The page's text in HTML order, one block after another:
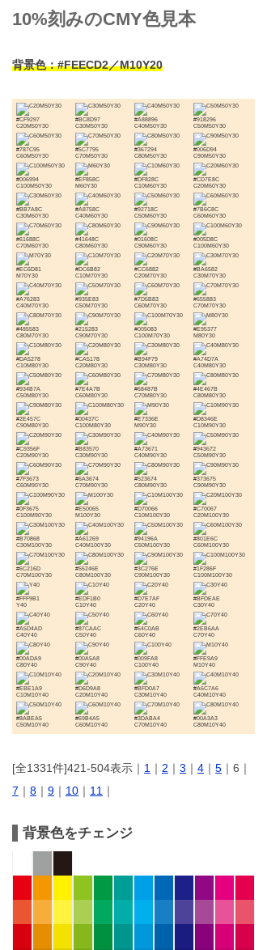
10%刻みのCMY色見本
背景色：#FEECD2／M10Y20
#CF9297
C20M50Y30
#BC8D97
C30M50Y30
#A88896
C40M50Y30
#918296
C50M50Y30
#787C95
C60M50Y30
#5C7795
C70M50Y30
#367294
C80M50Y30
#006D94
C90M50Y30
#006994
C100M50Y30
#EF858C
M60Y30
#DF828C
C10M60Y30
#CD7E8C
C20M60Y30
#BB7A8C
C30M60Y30
#A8758C
C40M60Y30
#92718C
C50M60Y30
#7B6C8C
C60M60Y30
#61688C
C70M60Y30
#41648C
C80M60Y30
#01608C
C90M60Y30
#005D8C
C100M60Y30
#EC6D81
M70Y30
#DC6B82
C10M70Y30
#CC6882
C20M70Y30
#BA6582
C30M70Y30
#A76283
C40M70Y30
#935E83
C50M70Y30
#7D5B83
C60M70Y30
#655883
C70M70Y30
#485583
C80M70Y30
#215283
C90M70Y30
#005083
C100M70Y30
#E95377
M80Y30
#DA5278
C10M80Y30
#CA5178
C20M80Y30
#B94F79
C30M80Y30
#A74D7A
C40M80Y30
#934B7A
C50M80Y30
#7E4A7B
C60M80Y30
#68487B
C70M80Y30
#4E467B
C80M80Y30
#2E457C
C90M80Y30
#00437C
C100M80Y30
#E7336E
M90Y30
#D8346E
C10M90Y30
#C9356F
C20M90Y30
#B83570
C30M90Y30
#A73671
C40M90Y30
#943672
C50M90Y30
#7F3673
C60M90Y30
#6A3674
C70M90Y30
#523674
C80M90Y30
#373675
C90M90Y30
#0F3675
C100M90Y30
#E50065
M100Y30
#D70066
C10M100Y30
#C70067
C20M100Y30
#B70868
C30M100Y30
#A61269
C40M100Y30
#94196A
C50M100Y30
#801E6C
C60M100Y30
#6C216D
C70M100Y30
#55246E
C80M100Y30
#3C276E
C90M100Y30
#1F286F
C100M100Y30
#FFF9B1
Y40
#EDF1B0
C10Y40
#D7E7AF
C20Y40
#BFDEAE
C30Y40
#A5D4AD
C40Y40
#87CAAC
C50Y40
#64C0AB
C60Y40
#2EB6AA
C70Y40
#00ADA9
C80Y40
#00A5A8
C90Y40
#009FA8
C100Y40
#FFE9A9
M10Y40
#EBE1A9
C10M10Y40
#D6D9A8
C20M10Y40
#BFD0A7
C30M10Y40
#A6C7A6
C40M10Y40
#8ABEA5
C50M10Y40
#69B4A5
C60M10Y40
#3DABA4
C70M10Y40
#00A3A3
C80M10Y40
[全1331件]421-504表示｜ 1 ｜ 2 ｜ 3 ｜ 4 ｜ 5 ｜6｜
7 ｜ 8 ｜ 9 ｜ 10 ｜ 11 ｜
背景色をチェンジ